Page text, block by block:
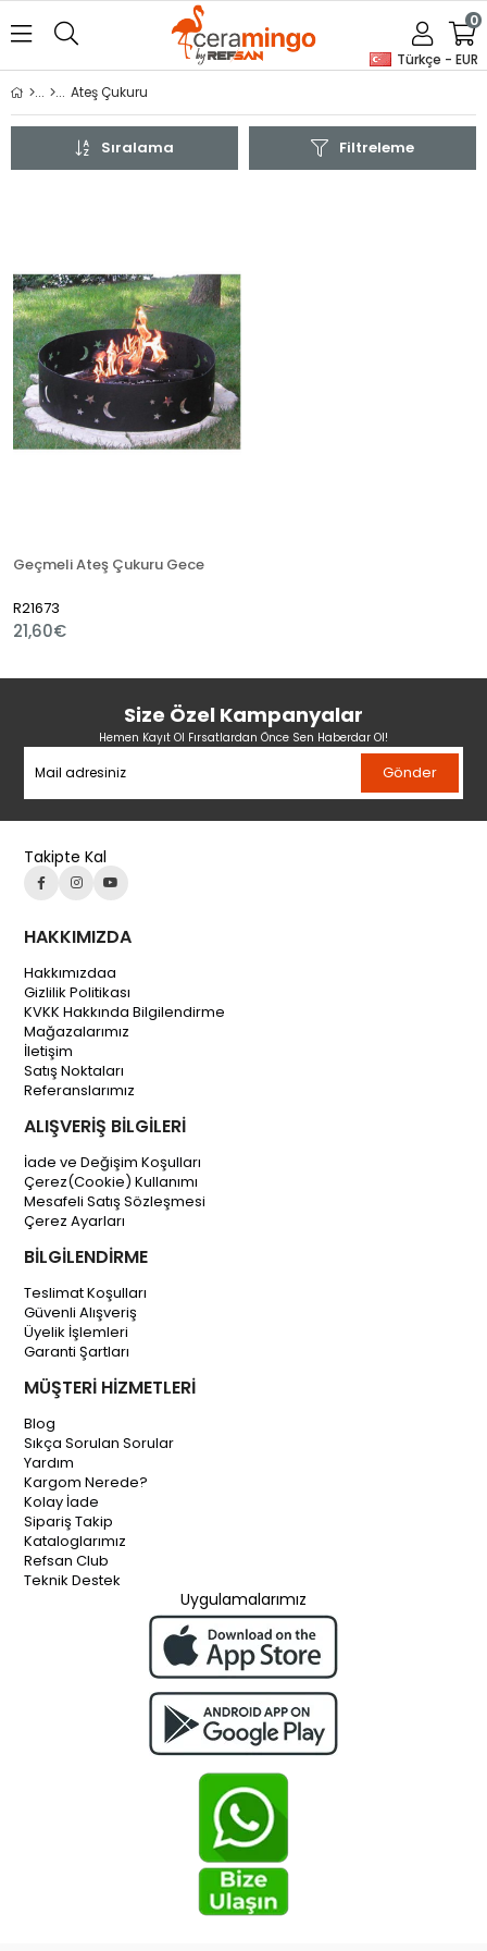
Türkçe - EUR
0
Ateş Çukuru
Filtreleme
Sıralama
Geçmeli Ateş Çukuru Gece
R21673
21,60€
Size Özel Kampanyalar
Hemen Kayıt Ol Fırsatlardan Önce Sen Haberdar Ol!
Gönder
Takipte Kal
HAKKIMIZDA
Hakkımızdaa
Gizlilik Politikası
KVKK Hakkında Bilgilendirme
Mağazalarımız
İletişim
Satış Noktaları
Referanslarımız
ALIŞVERİŞ BİLGİLERİ
İade ve Değişim Koşulları
Çerez(Cookie) Kullanımı
Mesafeli Satış Sözleşmesi
Çerez Ayarları
BİLGİLENDİRME
Teslimat Koşulları
Güvenli Alışveriş
Üyelik İşlemleri
Garanti Şartları
MÜŞTERİ HİZMETLERİ
Blog
Sıkça Sorulan Sorular
Yardım
Kargom Nerede?
Kolay İade
Sipariş Takip
Kataloglarımız
Refsan Club
Teknik Destek
Uygulamalarımız